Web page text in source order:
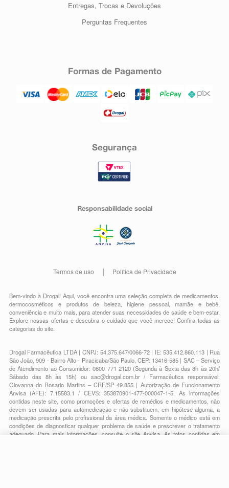
Entregas, Trocas e Devoluções
Perguntas Frequentes
Formas de Pagamento
Segurança
Responsabilidade social
Termos de uso Política de Privacidade
Bem-vindo à Drogal! Aqui, você encontra uma seleção completa demedicamentos
dermocosméticos e produtos de beleza,higiene pessoal,mamãe e bebê
conveniênciae muito mais, para atender suas necessidades de saúde e bem-estar.
Explore nossas ofertas e descubra o cuidado que você merece!Confira todas as
categorias do site.
Drogal Farmacêutica LTDA | CNPJ: 54.375.647/0066-72 | IE: 535.412.860.113 | Rua
São João, 909 - Bairro Alto - Piracicaba/São Paulo, CEP: 13416-585 | SAC – Serviço
de Atendimento ao Consumidor: 0800 771 2120 (Segunda à Sexta das 8h às 20h/
Sábado das 8h às 15h) ou sac@drogal.com.br/ Farmacêutica responsável:
Giovanna do Rosario Martins – CRF/SP 49.855 | Autorização de Funcionamento
Anvisa (AFE): 7.15583.1 / CEVS: 353870901-477-000047-1-5. As informações
contidas neste site, como promoções e ofertas de remédios e medicamentos, não
devem ser usadas para automedicação e não substituem, em hipótese alguma, a
medicação prescrita pelo profissional da área médica. Somente o médico está em
condições de diagnosticar qualquer problema de saúde e prescrever o tratamento
adequado. Para mais informações, consulte o site Anvisa. As fotos contidas em